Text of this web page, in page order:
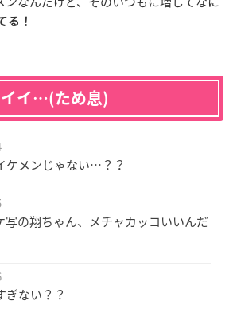
る！
イ…(ため息)
ケメンじゃない…？？
写の翔ちゃん、メチャカッコいいんだ
ぎない？？